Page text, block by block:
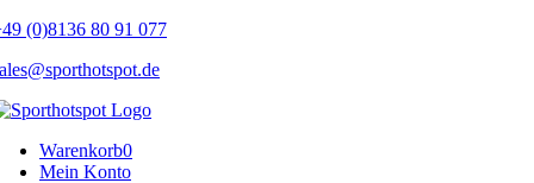
Skip
content
(0)8136 80 91 077
Warenkorb0
Mein Konto